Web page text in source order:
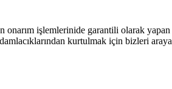
onarım işlemlerinide garantili olarak
kurtulmak için bizleri